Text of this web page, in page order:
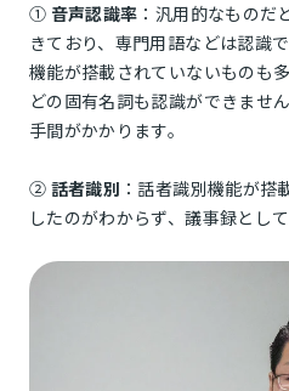
① 音声認識率 ：汎用的なものだ
きており、専門用語などは認識
機能が搭載されていないものも
どの固有名詞も認識ができませ
手間がかかります。
② 話者識別 ：話者識別機能が搭
したのがわからず、議事録とし